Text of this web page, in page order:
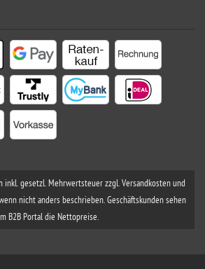
inkl. gesetzl. Mehrwertsteuer zzgl. Versandkosten und
nicht anders beschrieben. Geschäftskunden sehen
B2B Portal die Nettopreise.